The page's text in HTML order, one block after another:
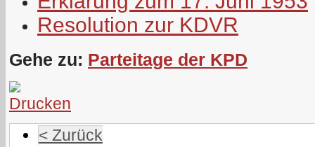
Resolution zur KDVR
Gehe zu: Parteitage der KPD
< Zurück